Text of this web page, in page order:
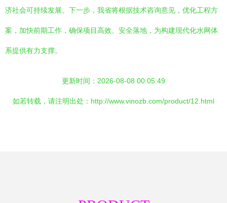
济社会可持续发展。下一步，我省将根据技术咨询意见，优化工程方
案，加快前期工作，确保项目高效、安全落地，为构建现代化水网体
系提供有力支撑。
更新时间：2026-08-08 00:05:49
如若转载，请注明出处：http://www.vinozb.com/product/12.html